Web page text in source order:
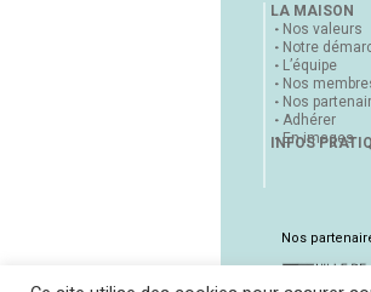
LA MAISON
Nos valeurs
Notre
L’équipe
Nos
Nos
Adhérer
En images
INFOS
Nos